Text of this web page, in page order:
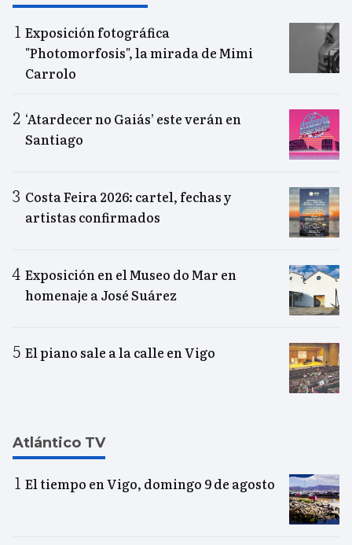
Exposición fotográfica
"Photomorfosis", la mirada de Mimi
Carrolo
‘Atardecer no Gaiás’ este verán en
Santiago
Costa Feira 2026: cartel, fechas y
artistas confirmados
Exposición en el Museo do Mar en
homenaje a José Suárez
El piano sale a la calle en Vigo
Atlántico TV
El tiempo en Vigo, domingo 9 de agosto